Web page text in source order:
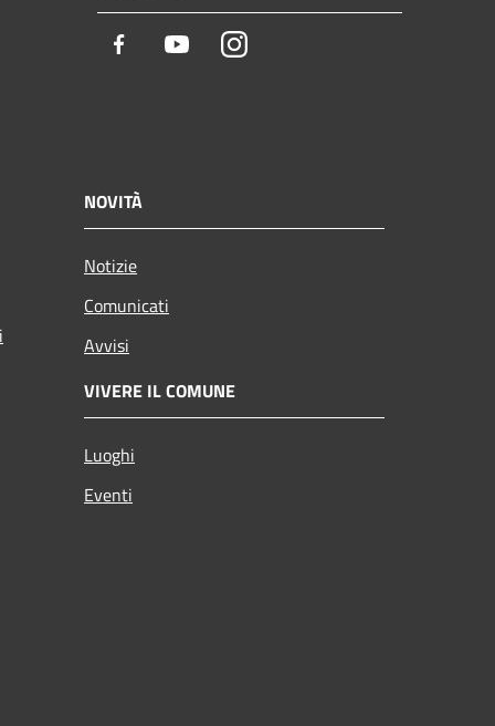
Facebook YoutubeInstagram
NOVITÀ
Notizie
Comunicati
Avvisi
VIVERE IL COMUNE
Luoghi
Eventi